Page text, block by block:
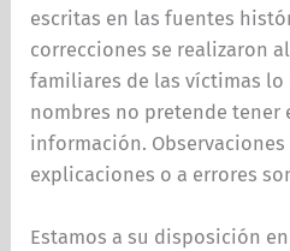
escritas en las fuentes
correcciones se realizaron
familiares de las víctimas
nombres no pretende tener
información.
explicaciones o a errores
Estamos a su disposición